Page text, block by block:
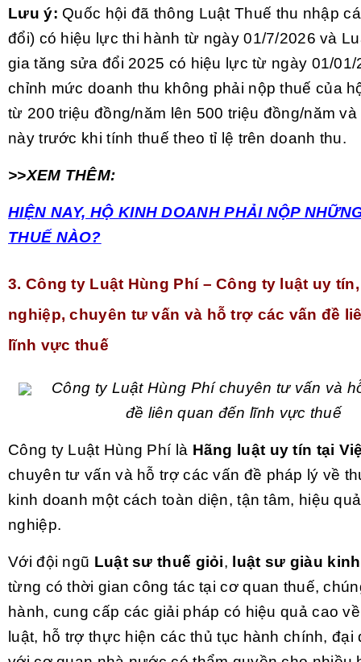
Lưu ý: Quốc hội đã thông Luật Thuế thu nhập
đổi) có hiệu lực thi hành từ ngày 01/7/2026 và
gia tăng sửa đổi 2025 có hiệu lực từ ngày 01/01/
chỉnh mức doanh thu không phải nộp thuế của
từ 200 triệu đồng/năm lên 500 triệu đồng/năm
này trước khi tính thuế theo tỉ lệ trên doanh thu.
>>XEM THÊM:
HIỆN NAY, HỘ KINH DOANH PHẢI NỘP
THUẾ NÀO?
3. Công ty Luật Hùng Phí – Công ty luật uy
nghiệp, chuyên tư vấn và hỗ trợ các vấn đề
lĩnh vực thuế
Công ty Luật Hùng Phí chuyên tư vấn và
đề liên quan đến lĩnh vực thuế
Công ty Luật Hùng Phí là Hãng luật uy tín tại
chuyên tư vấn và hỗ trợ các vấn đề pháp lý về
kinh doanh một cách toàn diện, tận tâm, hiệu
nghiệp.
Với đội ngũ Luật sư thuế giỏi,
luật sư giàu
từng có thời gian công tác tại cơ quan thuế,
hành, cung cấp các giải pháp có hiệu quả cao
luật, hỗ trợ thực hiện các thủ tục hành chính, đại